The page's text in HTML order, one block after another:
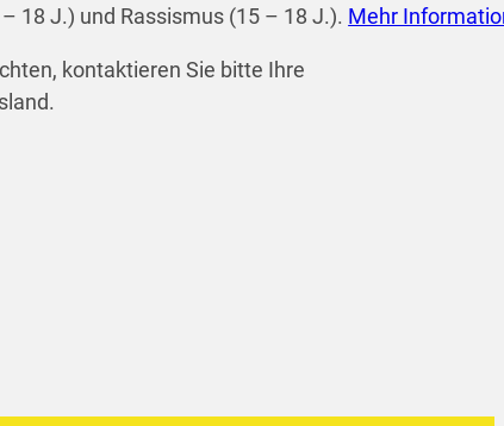
18 J.) und Rassismus (15 – 18 J.). Mehr
kontaktieren Sie bitte Ihre